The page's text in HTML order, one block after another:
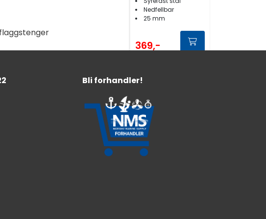
Nedfellbar
25 mm
369,-
Flaggholder
Vinklet
Toppmontert
Bli forhandler!